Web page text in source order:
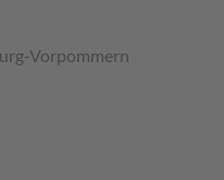
Vorpommern